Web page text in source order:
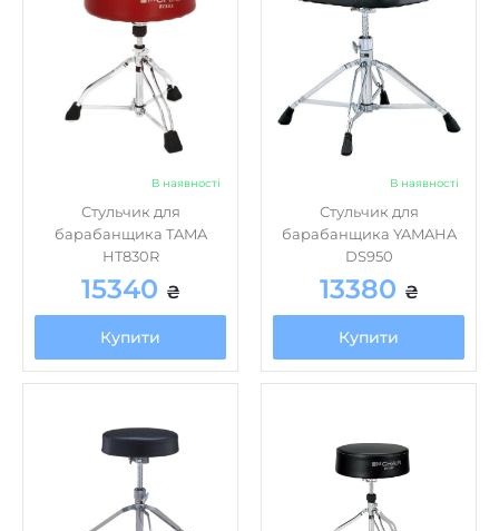
В наявності
Стульчик для
барабанщика TAMA
15340 ₴
Купити
В наявності
Стульчик для
барабанщика YAMAHA
13380₴
Купити